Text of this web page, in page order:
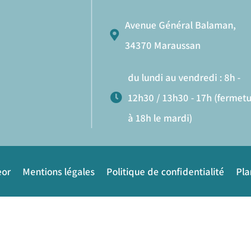
Avenue Général Balaman,
34370 Maraussan
du lundi au vendredi : 8h -
12h30 / 13h30 - 17h
à 18h le mardi)
Mentions légales Politique de confidentialité